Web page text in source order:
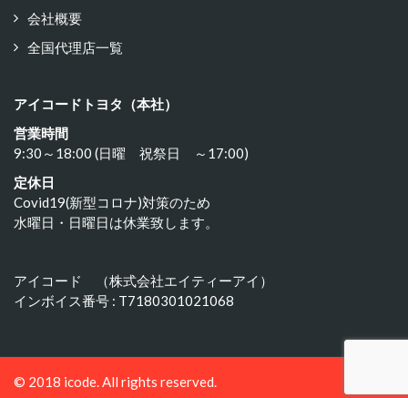
会社概要
全国代理店一覧
アイコードトヨタ（本社）
営業時間
9:30～18:00 (日曜 祝祭日 ～17:00)
定休日
Covid19(新型コロナ)対策のため
水曜日・日曜日は休業致します。
アイコード （株式会社エイティーアイ）
インボイス番号 : T7180301021068
© 2018 icode. All rights reserved.